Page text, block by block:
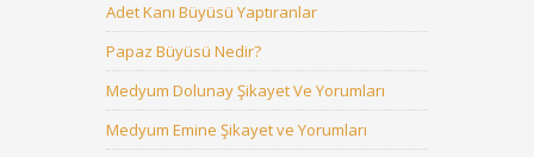
Adet Kanı Büyüsü Yaptıranlar
Papaz Büyüsü Nedir?
Medyum Dolunay Şikayet Ve Yorumları
Medyum Emine Şikayet ve Yorumları